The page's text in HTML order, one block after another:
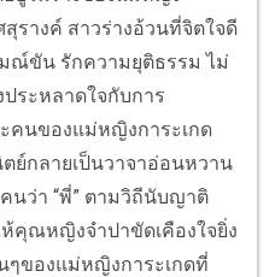
สุรางค์ สาวร่างอ้วนที่จิตใจดี
ณ์ขัน รักความยุติธรรม ไม่
ระหลาดใจกับการ
คนของแม่หญิงการะเกด
ย์กลายเป็นวาจาอ่อนหวาน
นว่า “พี่” ตามวิถีนับญาติ
คุณหญิงจำปาขัดเคืองใจยิ่ง
ของแม่หญิงการะเกดที่